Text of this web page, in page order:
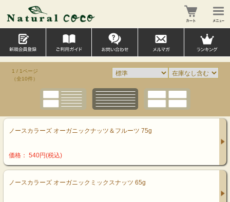
1 / 1ページ
（全10件）
ノースカラーズ オーガニックナッツ＆フルーツ 75g
価格： 540円(税込)
ノースカラーズ オーガニックミックスナッツ 65g